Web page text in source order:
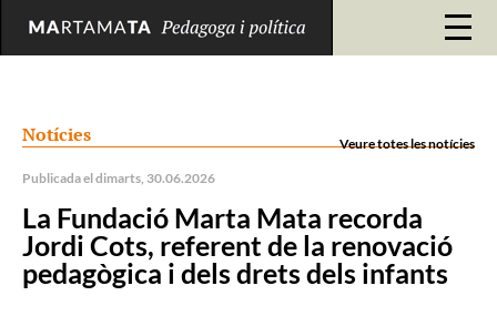
Notícies Veure totes les notícies
Publicada el dimarts, 30.06.2026
La Fundació Marta Mata recorda
Jordi Cots, referent de la renovació
pedagògica i dels drets dels infants